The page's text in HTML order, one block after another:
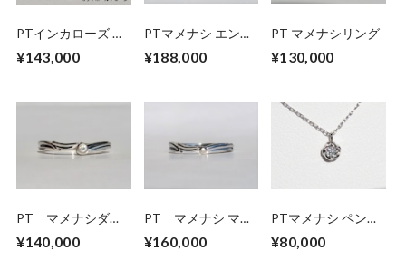
PTインカローズ ダ
イヤモンド ペンダ
ントネックレス
¥143,000
PTマメナシ エンゲ
ージ＆アニバーサリ
ーリング
¥188,000
PT マメナシリング
¥130,000
PT マメナシダイ
ヤモンド マリッジ
リング
¥140,000
PT マメナシ マリ
ッジリング
¥160,000
PTマメナシ ペンダ
ントネックレス
¥80,000